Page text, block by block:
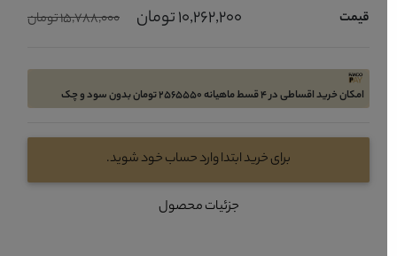
قیمت 10,262,200 تومان 15,788,000 تومان
امکان خرید اقساطی در 4 قسط ماهیانه 2565550 تومان بدون سود و چک
برای خرید ابتدا وارد حساب خود شوید.
جزئیات محصول